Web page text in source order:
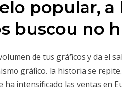
popular, a
buscou no
de tus gráficos y da el
gráfico, la historia se
ha intensificado las ventas en